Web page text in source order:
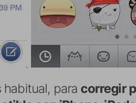
habitual, para corregir